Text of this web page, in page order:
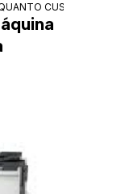
COPIADORA
CUSTA